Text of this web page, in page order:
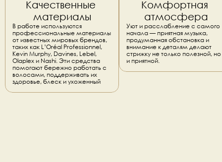
Качественные
материалы
В работе используются
профессиональные материалы
от известных мировых брендов,
таких как L’Oréal Professionnel,
Kevin Murphy, Davines, Lebel,
Olaplex и Nashi. Эти средства
помогают бережно работать с
волосами, поддерживать их
здоровье, блеск и ухоженный
Комфортная
атмосфера
Уют и расслабление с самого
начала — приятная музыка,
продуманная обстановка и
внимание к деталям делают
стрижку не только полезной, но
и приятной.